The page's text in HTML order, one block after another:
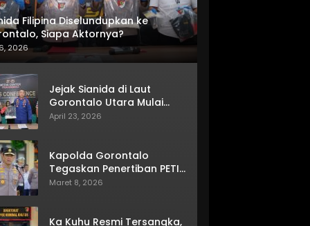
Filipina Diselundupkan ke
Siapa Aktornya?
2026
Jejak Sianida di Laut
Gorontalo Utara Mulai
Terkuak
April 23, 2026
Kapolda Gorontalo
Tegaskan Penertiban PETI
Terus Berjalan
Maret 8, 2026
Ka Kuhu Resmi Tersangka,